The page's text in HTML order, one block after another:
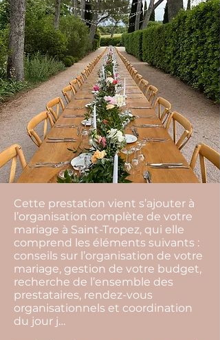
Cette prestation vient s’ajouter à
l’organisation complète de votre
mariage à Saint-Tropez, qui elle
comprend les éléments suivants :
conseils sur l’organisation de votre
mariage, gestion de votre budget,
recherche de l’ensemble des
prestataires, rendez-vous
organisationnels et coordination
du jour j…